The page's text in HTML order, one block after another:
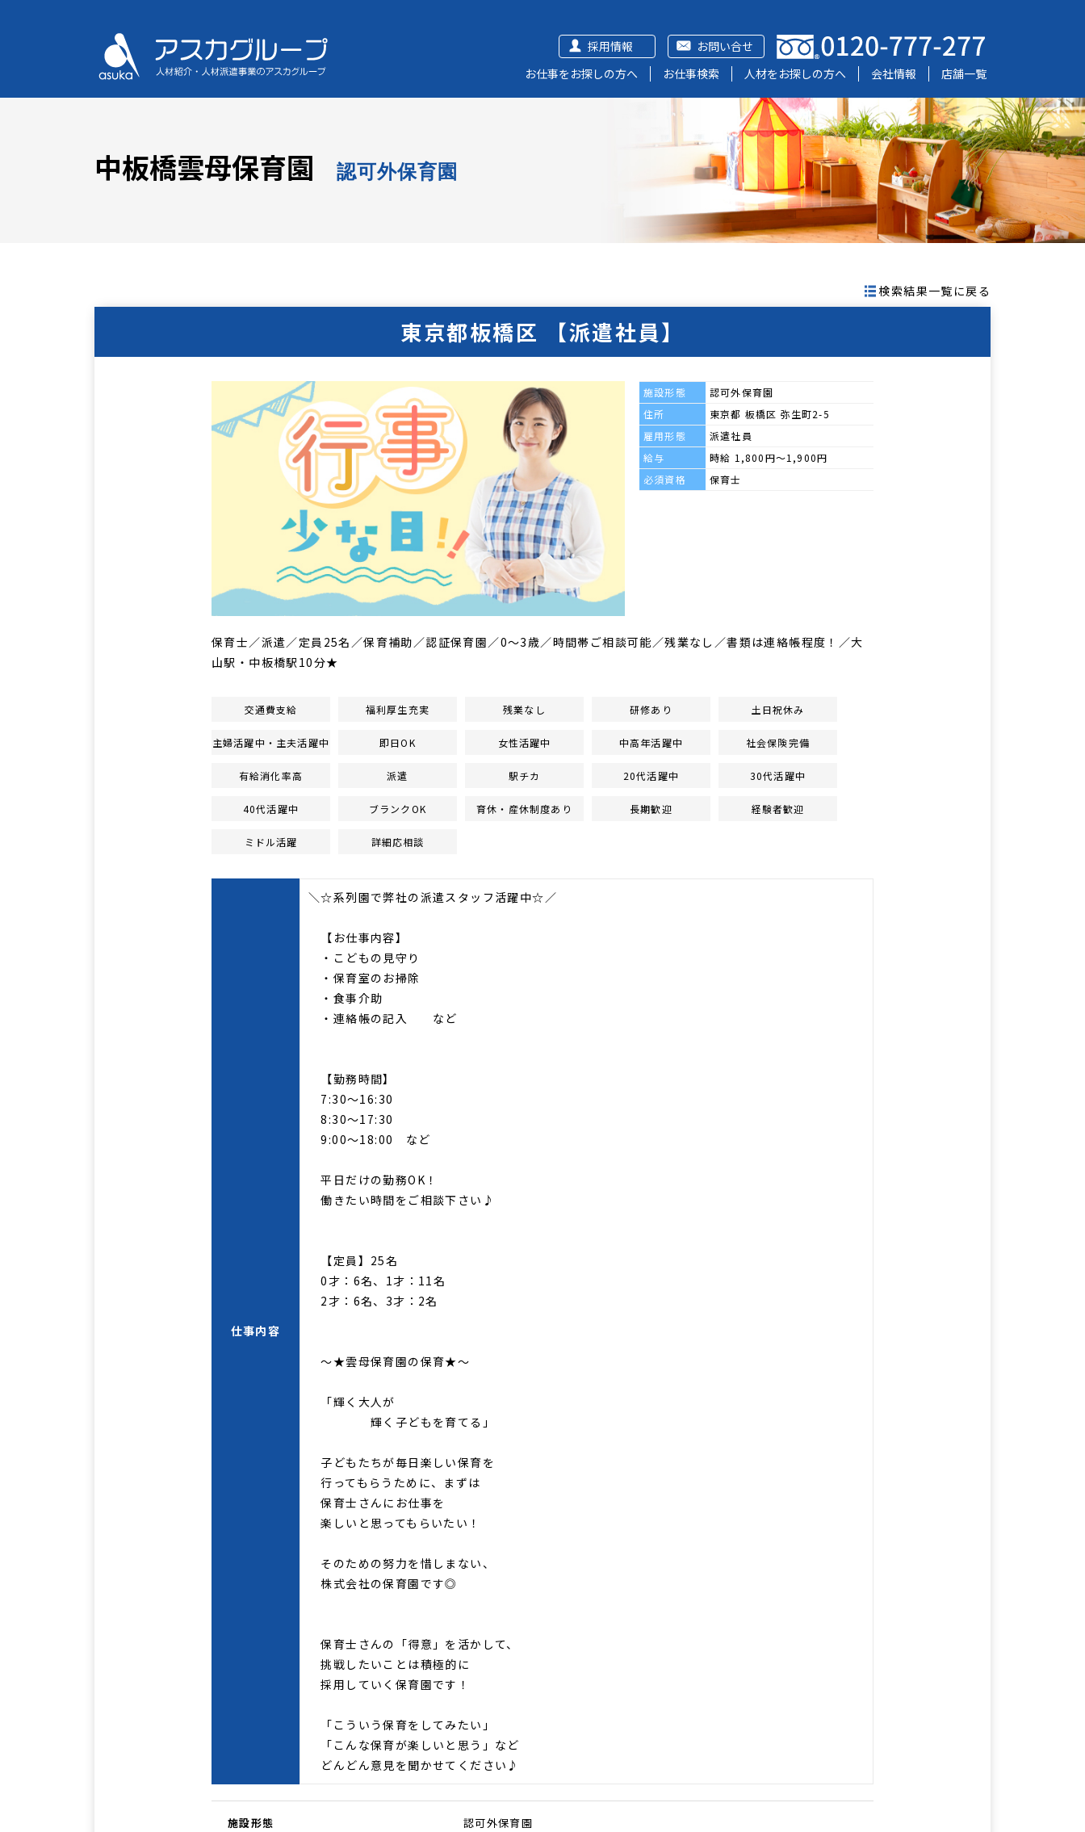
お問い合せ
採用情報
お仕事をお探しの方へ
お仕事検索 人材をお探しの方へ 会社情報 店舗一覧
中板橋雲母保育園 認可外保育園
検索結果一覧に戻る
東京都板橋区 【派遣社員】
施設形態
認可外保育園
住所
東京都 板橋区 弥生町2-5
雇用形態
派遣社員
給与
時給 1,800円～1,900円
必須資格
保育士
保育士／派遣／定員25名／保育補助／認証保育園／0～3歳／時間帯ご相談可能／残業なし／書類は連絡帳程度！／大
山駅・中板橋駅10分★
交通費支給 福利厚生充実 残業なし 研修あり 土日祝休み
主婦活躍中・主夫活躍中 即日OK 女性活躍中 中高年活躍中 社会保険完備
有給消化率高 派遣 駅チカ 20代活躍中 30代活躍中
40代活躍中 ブランクOK 育休・産休制度あり 長期歓迎 経験者歓迎
ミドル活躍 詳細応相談
仕事内容
＼☆系列園で弊社の派遣スタッフ活躍中☆／
【お仕事内容】
・こどもの見守り
・保育室のお掃除
・食事介助
・連絡帳の記入 など
【勤務時間】
7:30～16:30
8:30～17:30
9:00～18:00 など
平日だけの勤務OK！
働きたい時間をご相談下さい♪
【定員】25名
0才：6名、1才：11名
2才：6名、3才：2名
～★雲母保育園の保育★～
「輝く大人が
輝く子どもを育てる」
子どもたちが毎日楽しい保育を
行ってもらうために、まずは
保育士さんにお仕事を
楽しいと思ってもらいたい！
そのための努力を惜しまない、
株式会社の保育園です◎
保育士さんの「得意」を活かして、
挑戦したいことは積極的に
採用していく保育園です！
「こういう保育をしてみたい」
「こんな保育が楽しいと思う」など
どんどん意見を聞かせてください♪
施設形態 認可外保育園